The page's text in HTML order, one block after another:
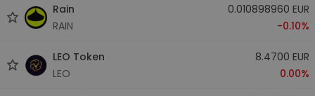
Rain
RAIN
0.010898960 EUR
-0.10%
LEO Token
LEO
8.4700 EUR
0.00%